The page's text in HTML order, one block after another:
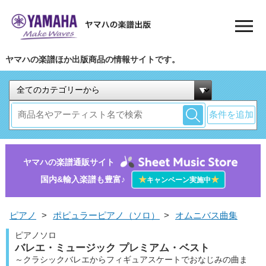
ヤマハの楽譜ほか出版商品の情報サイトです。
条件を追加
ヤマハの楽譜通販サイト
国内&輸入楽譜も豊富♪
★キャンペーン実施中★
ピアノ > ポピュラーピアノ（ソロ） > オムニバス曲集
ピアノソロ
バレエ・ミュージック プレミアム・ベスト
～クラシックバレエからフィギュアスケートでおなじみの曲ま